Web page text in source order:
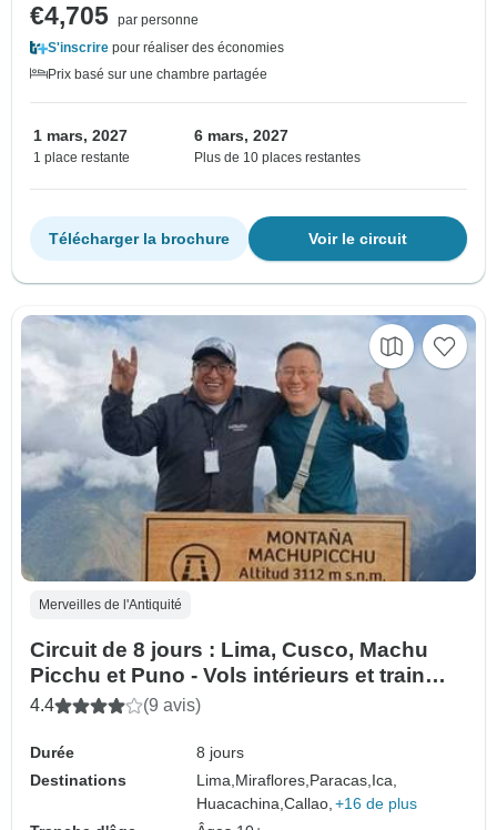
€4,705 par personne
S'inscrire pour réaliser des économies
Prix basé sur une chambre partagée
1 mars, 2027
1 place restante
6 mars, 2027
Plus de 10 places restantes
Voir le circuit
Télécharger la brochure
Merveilles de l'Antiquité
Circuit de 8 jours : Lima, Cusco, Machu
Picchu et Puno - Vols intérieurs et train
touristique inclus
4.4 (9 avis)
Durée
8 jours
Destinations
Lima, Miraflores, Paracas, Ica,
Huacachina,Callao, +16 de plus